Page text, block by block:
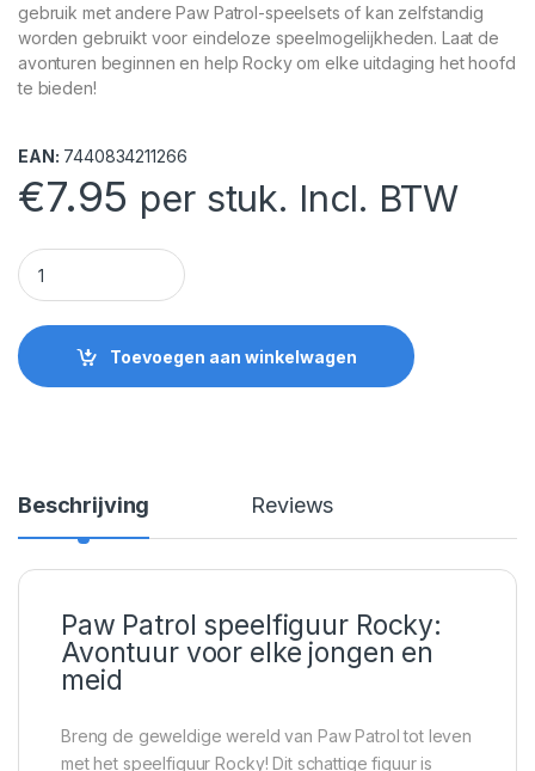
gebruik met andere Paw Patrol-speelsets of kan zelfstandig
worden gebruikt voor eindeloze speelmogelijkheden. Laat de
avonturen beginnen en help Rocky om elke uitdaging het hoofd
te bieden!
EAN: 7440834211266
€7.95 per stuk. Incl. BTW
Paw Patrol speelfiguur Rocky quantity
Toevoegen aan winkelwagen
Beschrijving Reviews
Paw Patrol speelfiguur Rocky:
Avontuur voor elke jongen en
meid
Breng de geweldige wereld van Paw Patrol tot leven
met het speelfiguur Rocky! Dit schattige figuur is